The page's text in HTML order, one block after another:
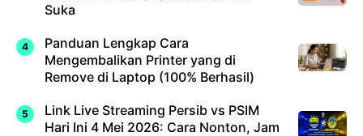
Suka
Panduan Lengkap Cara
Mengembalikan Printer yang di
Remove di Laptop (100% Berhasil)
Link Live Streaming Persib vs PSIM
Hari Ini 4 Mei 2026: Cara Nonton, Jam